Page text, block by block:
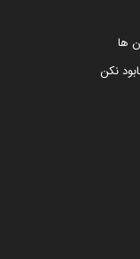
ها
نکن